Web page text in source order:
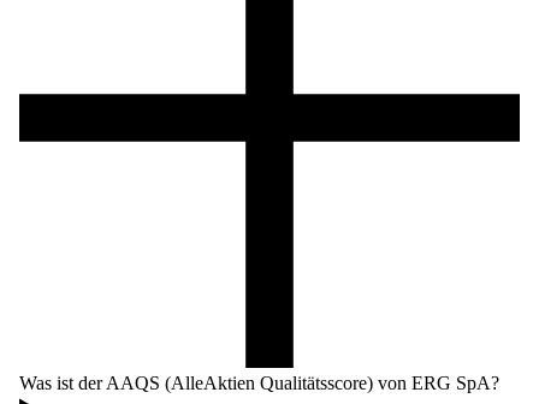
Was ist der AAQS (AlleAktien Qualitätsscore) von ERG SpA?